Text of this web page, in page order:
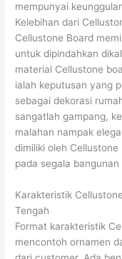
mempunyai
Kelebihan dari
Cellustone Board
untuk dipindahkan
material Cellustone
ialah keputusan yang
sebagai dekorasi
sangatlah gampang,
malahan nampak
dimiliki oleh
pada segala
Karakteristik
Tengah
Format karakteristik
mencontoh ornamen